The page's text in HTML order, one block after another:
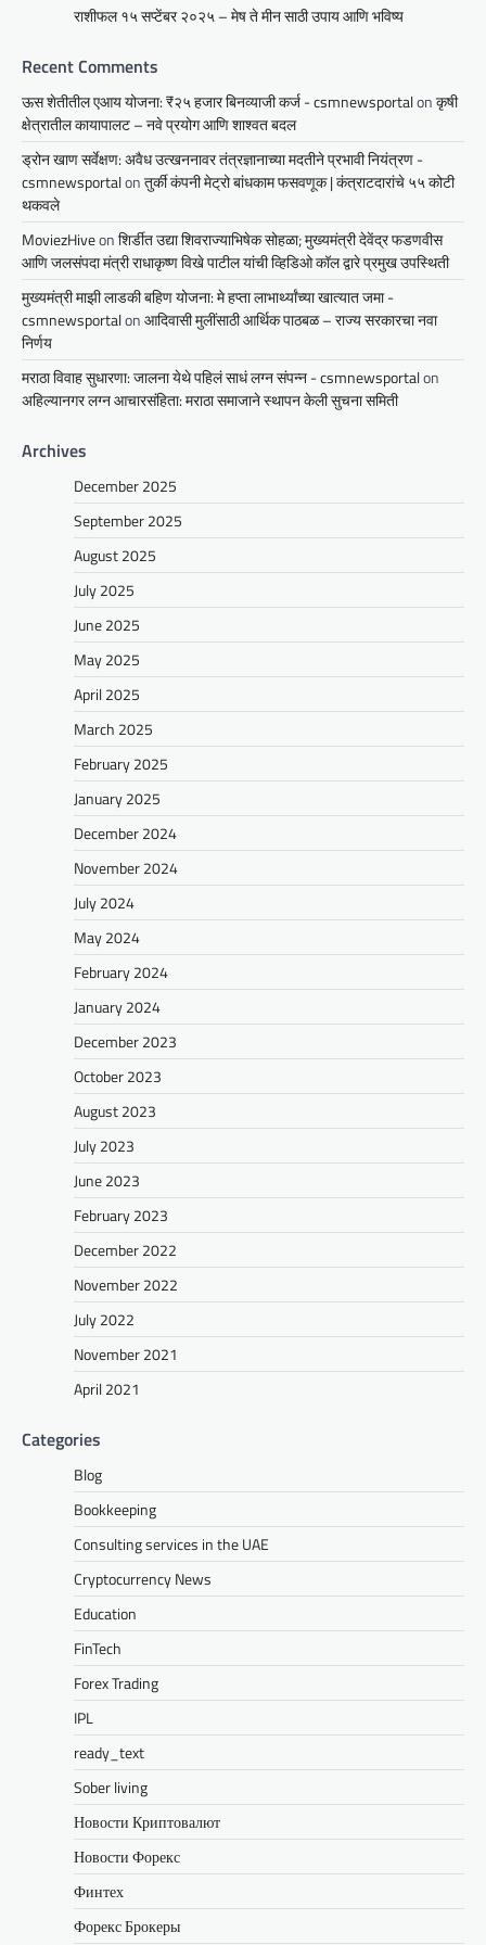
राशीफल १५ सप्टेंबर २०२५ – मेष ते मीन साठी उपाय आणि भविष्य
Recent Comments
ऊस शेतीतील एआय योजना: ₹२५ हजार बिनव्याजी कर्ज - csmnewsportalonकृषी
क्षेत्रातील कायापालट – नवे प्रयोग आणि शाश्वत बदल
ड्रोन खाण सर्वेक्षण: अवैध उत्खननावर तंत्रज्ञानाच्या मदतीने प्रभावी नियंत्रण -
csmnewsportalonतुर्की कंपनी मेट्रो बांधकाम फसवणूक | कंत्राटदारांचे ५५ कोटी
थकवले
MoviezHiveonशिर्डीत उद्या शिवराज्याभिषेक सोहळा; मुख्यमंत्री देवेंद्र फडणवीस
आणि जलसंपदा मंत्री राधाकृष्ण विखे पाटील यांची व्हिडिओ कॉल द्वारे प्रमुख उपस्थिती
मुख्यमंत्री माझी लाडकी बहिण योजना: मे हप्ता लाभार्थ्यांच्या खात्यात जमा -
csmnewsportalonआदिवासी मुलींसाठी आर्थिक पाठबळ – राज्य सरकारचा नवा
निर्णय
मराठा विवाह सुधारणा: जालना येथे पहिलं साधं लग्न संपन्न - csmnewsportalon
अहिल्यानगर लग्न आचारसंहिता: मराठा समाजाने स्थापन केली सुचना समिती
Archives
December 2025
September 2025
August 2025
July 2025
June 2025
May 2025
April 2025
March 2025
February 2025
January 2025
December 2024
November 2024
July 2024
May 2024
February 2024
January 2024
December 2023
October 2023
August 2023
July 2023
June 2023
February 2023
December 2022
November 2022
July 2022
November 2021
April 2021
Categories
Blog
Bookkeeping
Consulting services in the UAE
Cryptocurrency News
Education
FinTech
Forex Trading
IPL
ready_text
Sober living
Новости Криптовалют
Новости Форекс
Финтех
Форекс Брокеры